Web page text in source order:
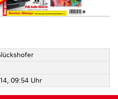
09:54 Uhr